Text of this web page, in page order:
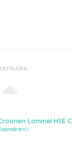
Lommel HSE C